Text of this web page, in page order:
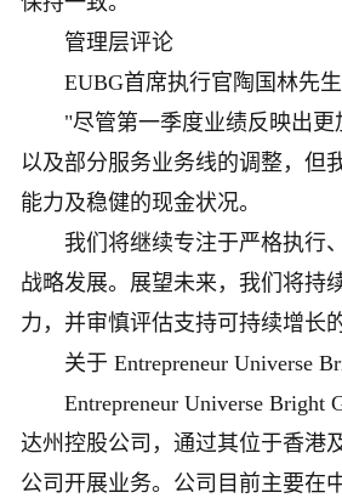
管理层评论
EUBG首席执行官陶国林先生
"尽管第一季度业绩反映出更
以及部分服务业务线的调整，但
能力及稳健的现金状况。
我们将继续专注于严格执行
战略发展。展望未来，我们将持
力，并审慎评估支持可持续增长
关于 Entrepreneur Universe
Entrepreneur Universe Bright
达州控股公司，通过其位于香港
公司开展业务。公司目前主要在